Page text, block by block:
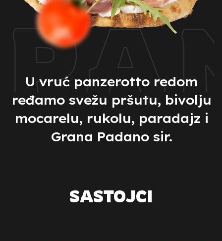
U vruć panzerotto redom
ređamo svežu pršutu, bivolju
mocarelu, rukolu, paradajz i
Grana Padano sir.
SASTOJCI